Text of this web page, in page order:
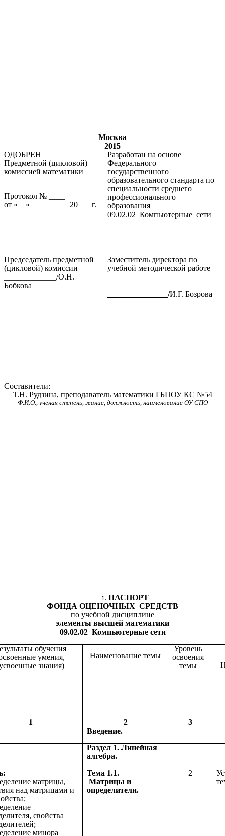
Москва
2015
ОДОБРЕН
Предметной (цикловой)
комиссией математики
Протокол № ____
от «__» _________ 20___ г.
Разработан на основе
Федерального
государственного
образовательного стандарта по
специальности среднего
профессионального
образования
09.02.02 Компьютерные сети
Председатель предметной
(цикловой) комиссии
_____________/О.Н.
Бобкова
Заместитель директора по
учебной методической работе
_______________/И.Г. Бозрова
Составители:
Т.Н. Рудзина, преподаватель математики ГБПОУ КС №54
Ф.И.О., ученая степень, звание, должность, наименование ОУ СПО
ПАСПОРТ
ФОНДА ОЦЕНОЧНЫХ СРЕДСТВ
по учебной дисциплине
элементы высшей математики
09.02.02 Компьютерные сети
обучения
умения,
знания)
Наименование темы
Уровень
освоения
темы
1 2
3
Введение.
Раздел 1. Линейная
алгебра.
матрицы,
над матрицами и
свойства
минора
Тема 1.1.
Матрицы и
определители.
2